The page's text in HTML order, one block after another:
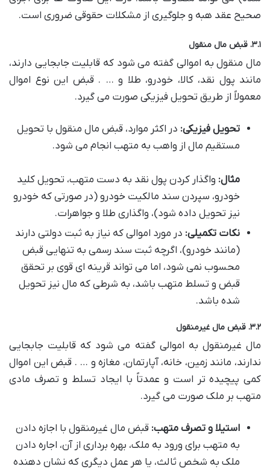
صحیح عقد هبه و جلوگیری از مشکلات حقوقی ضروری است.
۳.۱. قبض مال منقول
مال منقول به اموالی گفته می شود که قابلیت جابجایی دارند،
مانند پول نقد، کالا، خودرو، طلا و … . قبض این نوع اموال
معمولاً از طریق تحویل فیزیکی صورت می گیرد.
تحویل فیزیکی: در اکثر موارد، قبض مال منقول با تحویل
مستقیم مال از واهب به متهب انجام می شود.
مثال: واگذار کردن پول نقد به دست متهب، تحویل کلید
خودرو، سپردن سند مالکیت خودرو (در صورتی که خودرو
نیز تحویل داده شود)، واگذاری طلا و جواهرات.
نکات تکمیلی: در مورد اموالی که نیاز به ثبت دولتی دارند
(مانند خودرو)، اگرچه ثبت سند رسمی به تنهایی قبض
محسوب نمی شود، اما می تواند قرینه ای قوی بر تحقق
قبض و تسلط متهب باشد، به شرطی که مال نیز تحویل
شده باشد.
۳.۲. قبض مال غیرمنقول
مال غیرمنقول به اموالی گفته می شود که قابلیت جابجایی
ندارند، مانند زمین، خانه، آپارتمان، مغازه و … . قبض این اموال
کمی پیچیده تر است و عمدتاً با ایجاد تسلط و تصرف مادی
متهب بر ملک صورت می گیرد.
استیلا و تصرف متهب: قبض مال غیرمنقول با اجازه دادن
به متهب برای ورود به ملک، بهره برداری از آن، اجاره دادن
ملک به شخص ثالث، یا هر عمل دیگری که نشان دهنده